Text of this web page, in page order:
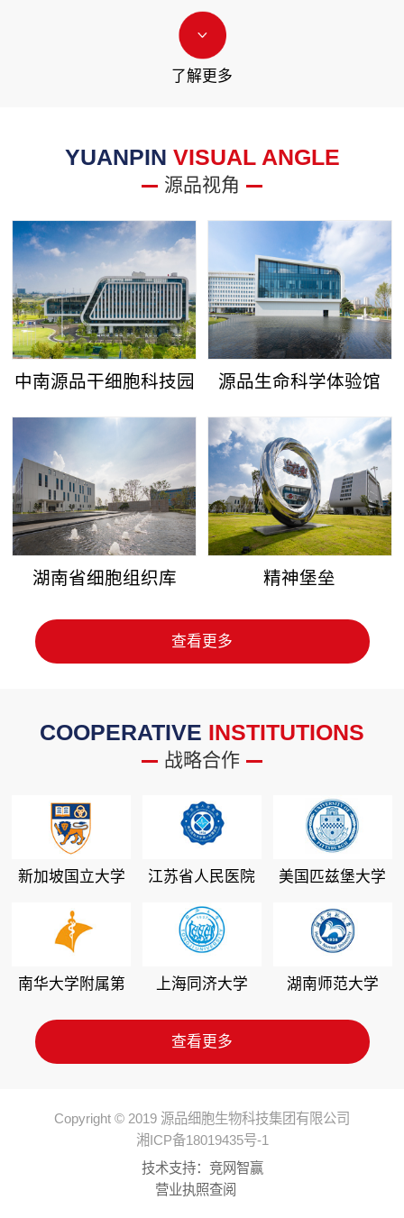
了解更多
YUANPIN VISUAL ANGLE
源品视角
中南源品干细胞科技园 源品生命科学体验馆
湖南省细胞组织库 精神堡垒
查看更多
COOPERATIVE INSTITUTIONS
战略合作
新加坡国立大学 江苏省人民医院 美国匹兹堡大学
南华大学附属第
上海同济大学 湖南师范大学
查看更多
Copyright © 2019 源品细胞生物科技集团有限公司
湘ICP备18019435号-1
技术支持： 竞网智赢
营业执照查阅